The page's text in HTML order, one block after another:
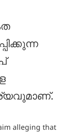
alleging that